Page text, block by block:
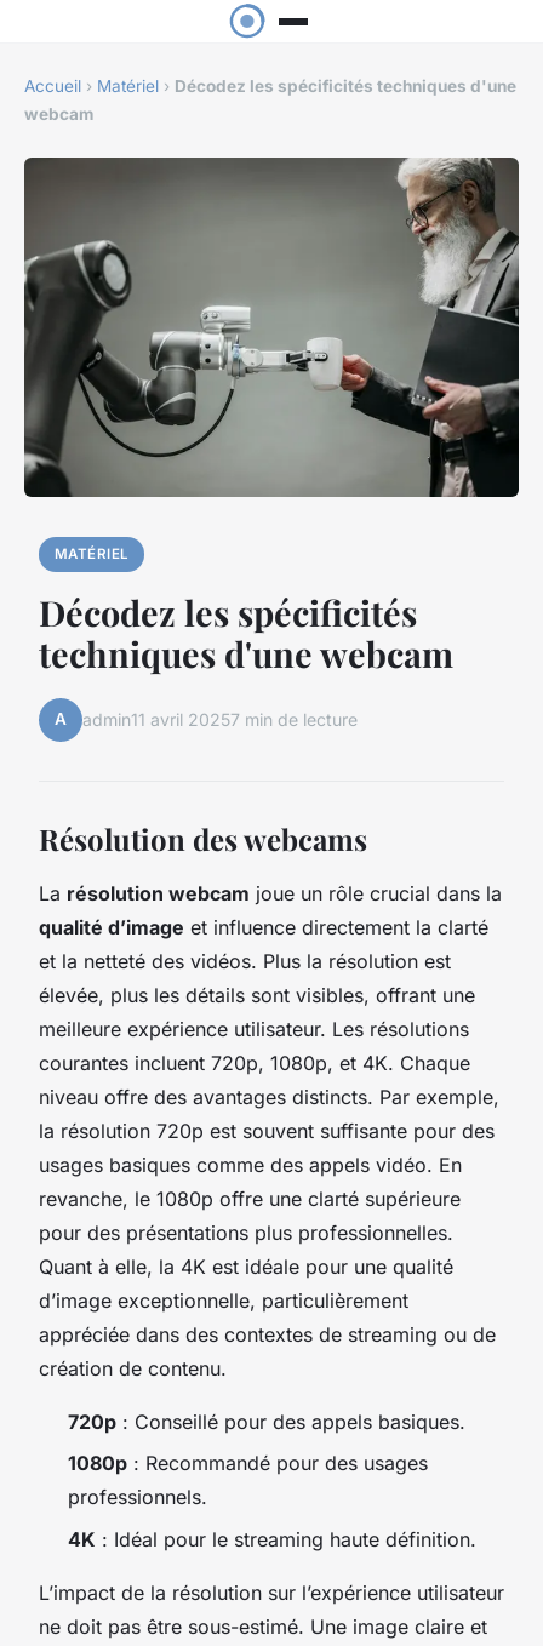
Accueil › Matériel › Décodez les spécificités techniques d'une
webcam
MATÉRIEL
Décodez les spécificités
techniques d'une webcam
A admin11 avril 20257 min de lecture
Résolution des webcams
La résolution webcam joue un rôle crucial dans la
qualité d’image et influence directement la clarté
et la netteté des vidéos. Plus la résolution est
élevée, plus les détails sont visibles, offrant une
meilleure expérience utilisateur. Les résolutions
courantes incluent 720p, 1080p, et 4K. Chaque
niveau offre des avantages distincts. Par exemple,
la résolution 720p est souvent suffisante pour des
usages basiques comme des appels vidéo. En
revanche, le 1080p offre une clarté supérieure
pour des présentations plus professionnelles.
Quant à elle, la 4K est idéale pour une qualité
d’image exceptionnelle, particulièrement
appréciée dans des contextes de streaming ou de
création de contenu.
720p : Conseillé pour des appels basiques.
1080p : Recommandé pour des usages
professionnels.
4K : Idéal pour le streaming haute définition.
L’impact de la résolution sur l’expérience utilisateur
ne doit pas être sous-estimé. Une image claire et